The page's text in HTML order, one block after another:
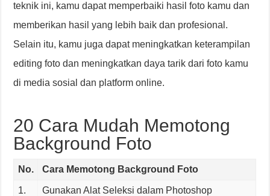
teknik ini, kamu dapat memperbaiki hasil foto kamu dan
memberikan hasil yang lebih baik dan profesional.
Selain itu, kamu juga dapat meningkatkan keterampilan
editing foto dan meningkatkan daya tarik dari foto kamu
di media sosial dan platform online.
20 Cara Mudah Memotong
Background Foto
No. Cara Memotong Background Foto
1. Gunakan Alat Seleksi dalam Photoshop